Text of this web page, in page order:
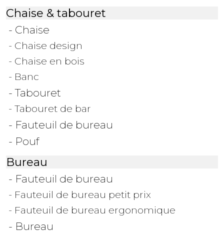
Chaise & tabouret
- Chaise
- Chaise design
- Chaise en bois
- Banc
- Tabouret
- Tabouret de bar
- Fauteuil de bureau
- Pouf
Bureau
- Fauteuil de bureau
- Fauteuil de bureau petit prix
- Fauteuil de bureau ergonomique
- Bureau